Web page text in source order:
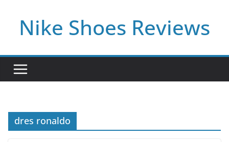
contentNike Shoes Reviews
dres ronaldo